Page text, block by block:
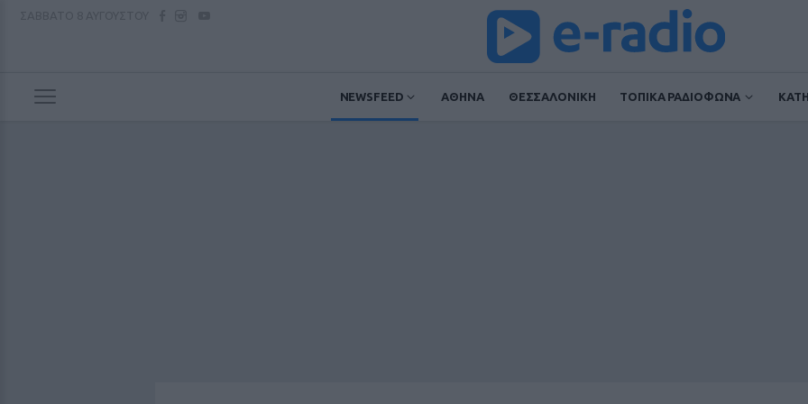
NEWSFEED ΑΘΗΝΑ ΘΕΣΣΑΛΟΝΙΚΗ ΤΟΠΙΚΑ ΡΑΔΙΟΦΩΝΑ